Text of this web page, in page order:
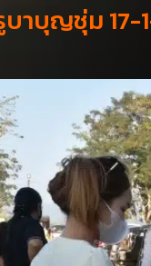
บาบุญชุ่ม 17-